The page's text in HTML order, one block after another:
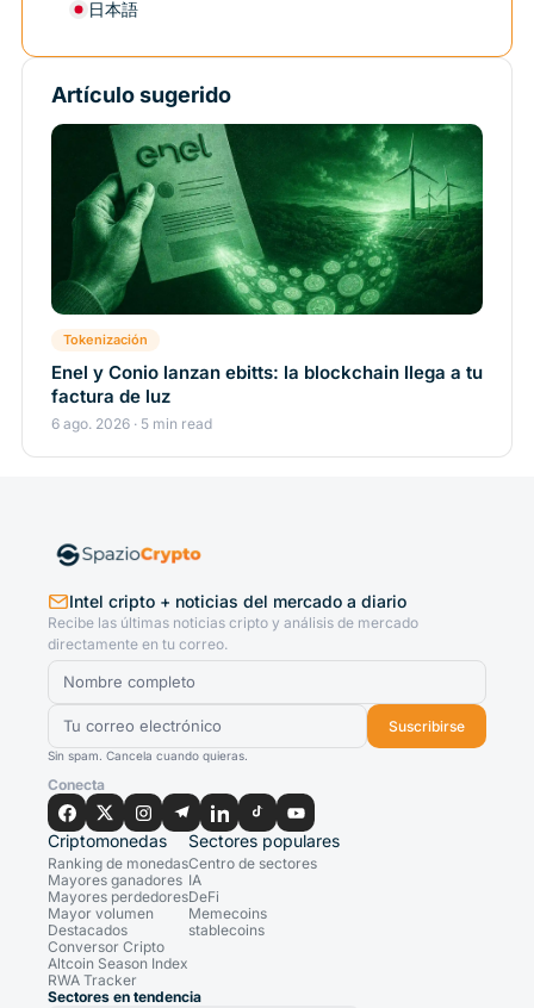
日本語
Artículo sugerido
Tokenización
Enel y Conio lanzan ebitts: la blockchain llega a tu
factura de luz
6 ago. 2026 · 5 min read
Intel cripto + noticias del mercado a diario
Recibe las últimas noticias cripto y análisis de mercado
directamente en tu correo.
Suscribirse
Sin spam. Cancela cuando quieras.
Conecta
Criptomonedas
Ranking de monedas
Mayores ganadores
Mayores perdedores
Mayor volumen
Destacados
Conversor Cripto
Altcoin Season Index
RWA Tracker
Sectores populares
Centro de sectores
IA
DeFi
Memecoins
stablecoins
Sectores en tendencia